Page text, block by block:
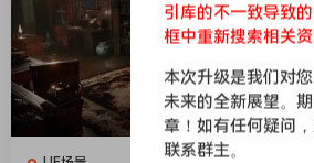
引库的不一致导致
框中重新搜索相关资
本次升级是我们对
未来的全新展望。
章！如有任何疑问
联系群主。